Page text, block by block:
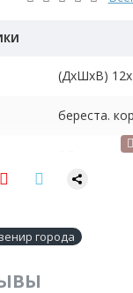
(ДхШхВ)
береста.
емкость
города